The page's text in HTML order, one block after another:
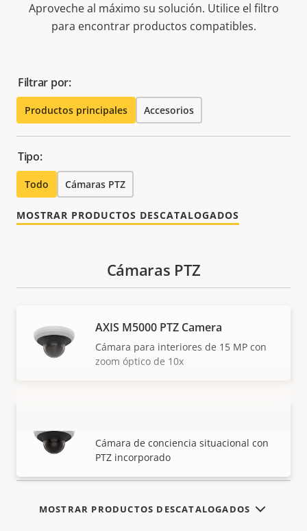
Aproveche al máximo su solución. Utilice el filtro
para encontrar productos compatibles.
Filtrar por:
Productos principales Accesorios
Tipo:
Todo Cámaras PTZ
MOSTRAR PRODUCTOS DESCATALOGADOS
VISUALIZAR MÁS
Cámaras PTZ
AXIS M5000 PTZ Camera
Cámara para interiores de 15 MP con
zoom óptico de 10x
Cámara de conciencia situacional con
PTZ incorporado
MOSTRAR PRODUCTOS DESCATALOGADOS